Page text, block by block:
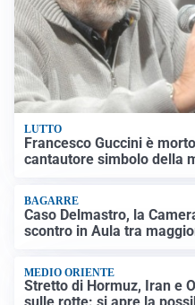
LUTTO
Francesco Guccini è
cantautore simbolo della
BAGARRE
Caso Delmastro, la
scontro in Aula tra
MEDIO ORIENTE
Stretto di Hormuz, Iran e